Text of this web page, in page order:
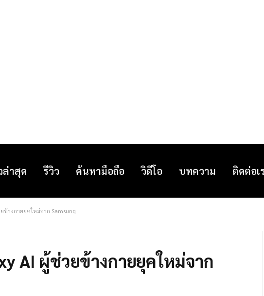
ล่าสุด รีวิว ค้นหามือถือ วิดีโอ บทความ ติดต่อเ
ข้างกายยุคใหม่จาก Samsung
AI ผู้ช่วยข้างกายยุคใหม่จาก